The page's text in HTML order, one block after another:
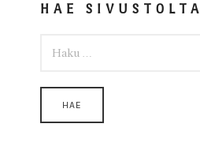
HAE SIVUSTOLTA